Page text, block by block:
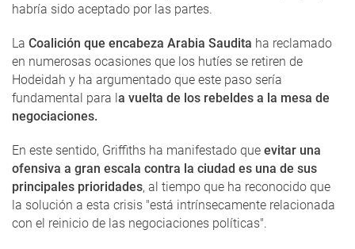
habría sido aceptado por las partes.
La Coalición que encabeza Arabia Saudita ha reclamado
en numerosas ocasiones que los hutíes se retiren de
Hodeidah y ha argumentado que este paso sería
fundamental para l a vuelta de los rebeldes a la mesa de
negociaciones.
En este sentido, Griffiths ha manifestado que evitar una
ofensiva a gran escala contra la ciudad es una de sus
principales prioridades, al tiempo que ha reconocido que
la solución a esta crisis "está intrínsecamente relacionada
con el reinicio de las negociaciones políticas".